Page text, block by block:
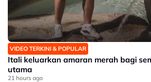
VIDEO TERKINI & POPULAR
Itali keluarkan amaran merah bagi
utama
21 hours ago